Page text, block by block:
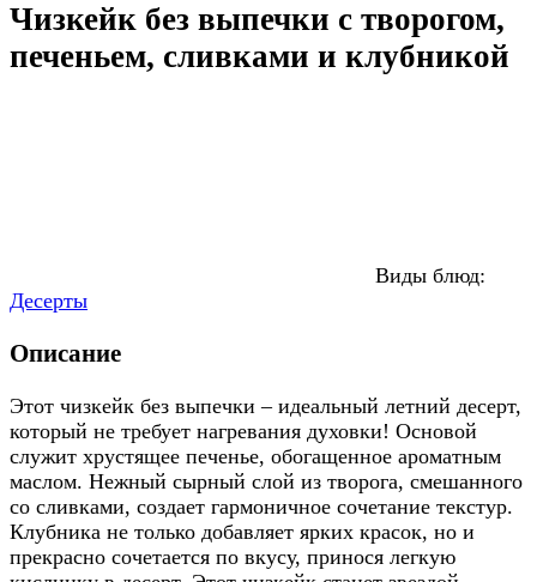
Чизкейк без выпечки с творогом,
печеньем, сливками и клубникой
Виды блюд:
Десерты
Описание
Этот чизкейк без выпечки – идеальный летний десерт,
который не требует нагревания духовки! Основой
служит хрустящее печенье, обогащенное ароматным
маслом. Нежный сырный слой из творога, смешанного
со сливками, создает гармоничное сочетание текстур.
Клубника не только добавляет ярких красок, но и
прекрасно сочетается по вкусу, принося легкую